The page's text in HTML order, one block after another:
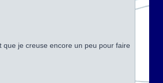
je creuse encore un peu pour faire